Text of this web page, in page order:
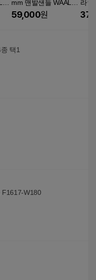
mm 맨발샌들 WAALS
Barefoot Masai II 5mm
59,000원
라인
토
택1
F1617-W180